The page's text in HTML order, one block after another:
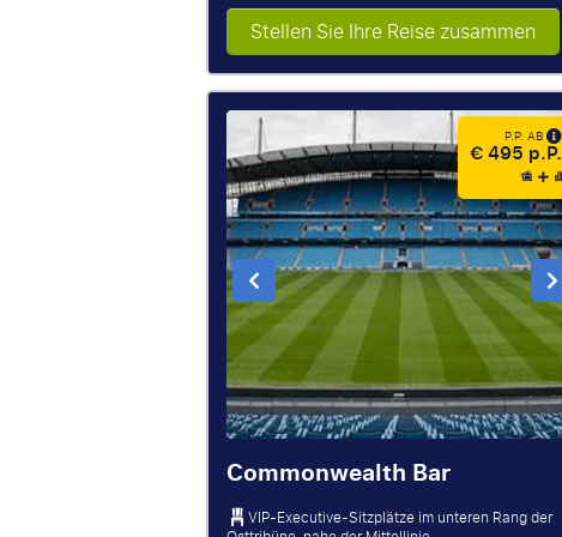
Stellen Sie Ihre Reise zusammen
P.P. AB
€ 495 p.P.
Commonwealth Bar
VIP-Executive-Sitzplätze im unteren Rang der